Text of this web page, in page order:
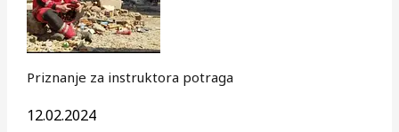
Priznanje za instruktora potraga
12.02.2024